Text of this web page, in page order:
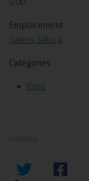
Emplacement
Galerie Sakura
Catégories
Expo